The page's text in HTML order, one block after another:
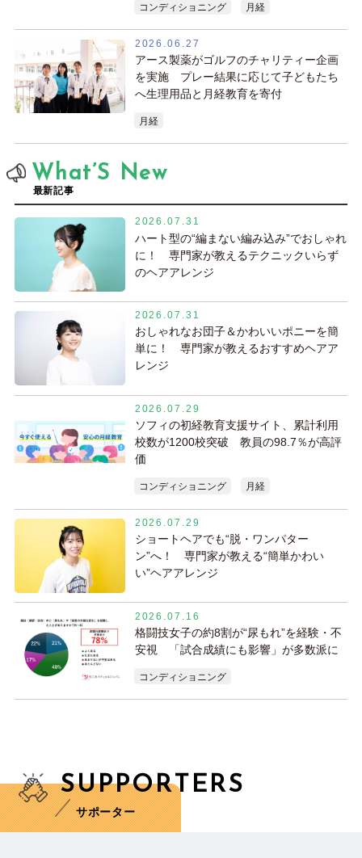
コンディショニング 月経
2026.06.27
アース製薬がゴルフのチャリティー企画
を実施 プレー結果に応じて子どもたち
へ生理用品と月経教育を寄付
月経
What’S New
最新記事
2026.07.31
ハート型の“編まない編み込み”でおしゃれ
に！ 専門家が教えるテクニックいらず
のヘアアレンジ
2026.07.31
おしゃれなお団子＆かわいいポニーを簡
単に！ 専門家が教えるおすすめヘアア
レンジ
2026.07.29
ソフィの初経教育支援サイト、累計利用
校数が1200校突破 教員の98.7％が高評
価
コンディショニング 月経
2026.07.29
ショートヘアでも“脱・ワンパター
ン”へ！ 専門家が教える“簡単かわい
い”ヘアアレンジ
2026.07.16
格闘技女子の約8割が“尿もれ”を経験・不
安視 「試合成績にも影響」が多数派に
コンディショニング
SUPPORTERS
サポーター